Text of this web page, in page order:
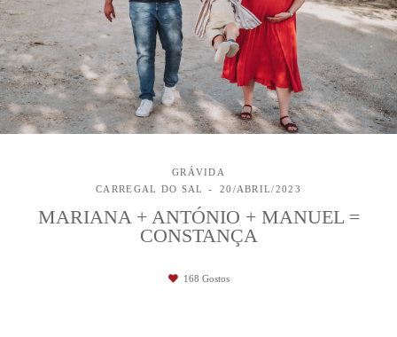
GRÁVIDA
CARREGAL DO SAL
20/ABRIL/2023
MARIANA + ANTÓNIO + MANUEL =
CONSTANÇA
168 Gostos